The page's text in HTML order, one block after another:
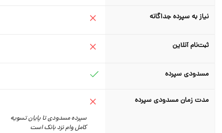
نیاز به سپرده جداگانه
ثبت‌نام آنلاین
مسدودی سپرده
مدت زمان مسدودی سپرده
سپرده مسدودی تا پایان تسویه
کامل وام نزد بانک است